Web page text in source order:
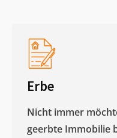
Erbe
Nicht immer
geerbte Immobilie